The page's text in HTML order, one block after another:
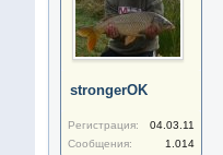
strongerOK
Регистрация:
04.03.11
Сообщения:
1.014